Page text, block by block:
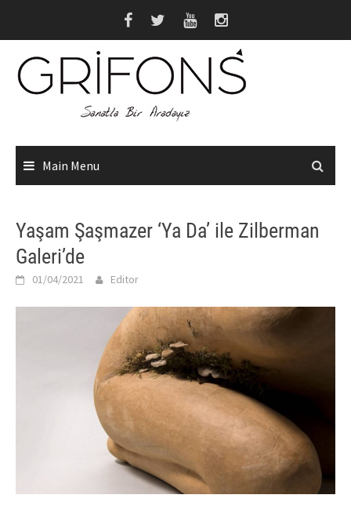
Main Menu
Yaşam Şaşmazer ‘Ya Da’ ile Zilberman
Galeri’de
01/04/2021 Editor